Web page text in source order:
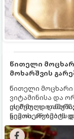
წითელი
მოხარშვის
წითელი მოცხარი
ვიტამინისა და
თერმული
ნივთიერებების
კენკრის
„ცოცხალი ჯემის“
ეს მეთოდი
გემოს, არომატს